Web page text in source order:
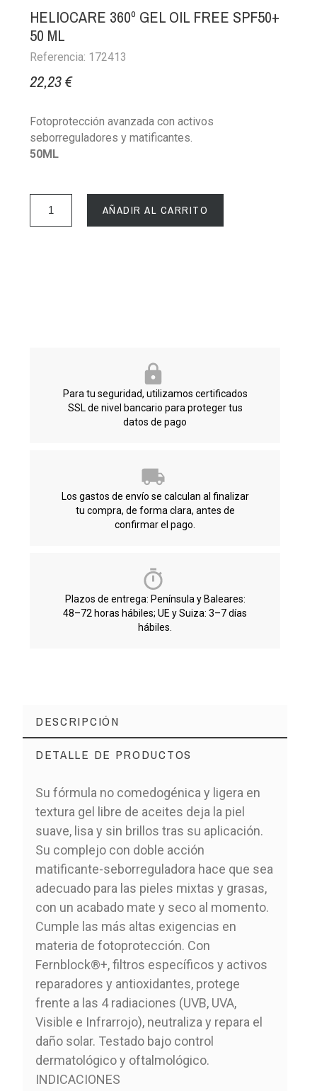
HELIOCARE 360º GEL OIL FREE SPF50+
50 ML
Referencia: 172413
22,23 €
Fotoprotección avanzada con activos
seborreguladores y matificantes.
50ML
AÑADIR AL CARRITO
Para tu seguridad, utilizamos certificados
SSL de nivel bancario para proteger tus
datos de pago
Los gastos de envío se calculan al finalizar
tu compra, de forma clara, antes de
confirmar el pago.
Plazos de entrega: Península y Baleares:
48–72 horas hábiles; UE y Suiza: 3–7 días
hábiles.
DESCRIPCIÓN
DETALLE DE PRODUCTOS
Su fórmula no comedogénica y ligera en
textura gel libre de aceites deja la piel
suave, lisa y sin brillos tras su aplicación.
Su complejo con doble acción
matificante-seborreguladora hace que sea
adecuado para las pieles mixtas y grasas,
con un acabado mate y seco al momento.
Cumple las más altas exigencias en
materia de fotoprotección. Con
Fernblock®+, filtros específicos y activos
reparadores y antioxidantes, protege
frente a las 4 radiaciones (UVB, UVA,
Visible e Infrarrojo), neutraliza y repara el
daño solar. Testado bajo control
dermatológico y oftalmológico.
INDICACIONES